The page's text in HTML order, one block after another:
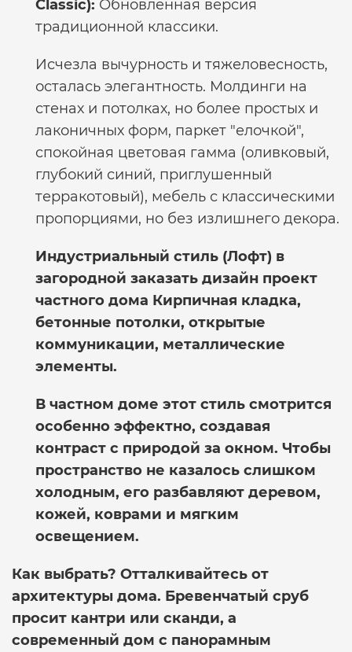
Classic): Обновленная версия
традиционной классики.
Исчезла вычурность и тяжеловесность,
осталась элегантность. Молдинги на
стенах и потолках, но более простых и
лаконичных форм, паркет "елочкой",
спокойная цветовая гамма (оливковый,
глубокий синий, приглушенный
терракотовый), мебель с классическими
пропорциями, но без излишнего декора.
Индустриальный стиль (Лофт) в
загородной заказать дизайн проект
частного дома Кирпичная кладка,
бетонные потолки, открытые
коммуникации, металлические
элементы.
В частном доме этот стиль смотрится
особенно эффектно, создавая
контраст с природой за окном. Чтобы
пространство не казалось слишком
холодным, его разбавляют деревом,
кожей, коврами и мягким
освещением.
Как выбрать? Отталкивайтесь от
архитектуры дома. Бревенчатый сруб
просит кантри или сканди, а
современный дом с панорамным